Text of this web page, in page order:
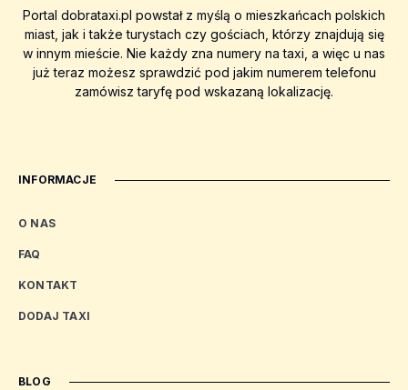
Portal dobrataxi.pl powstał z myślą o mieszkańcach polskich
miast, jak i także turystach czy gościach, którzy znajdują się
w innym mieście. Nie każdy zna numery na taxi, a więc u nas
już teraz możesz sprawdzić pod jakim numerem telefonu
zamówisz taryfę pod wskazaną lokalizację.
INFORMACJE
O NAS
FAQ
KONTAKT
DODAJ TAXI
BLOG